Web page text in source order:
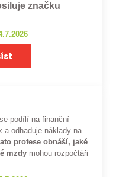
značku
se podílí na finanční
a odhaduje náklady na
profese obnáší, jaké
mzdy mohou rozpočtáři